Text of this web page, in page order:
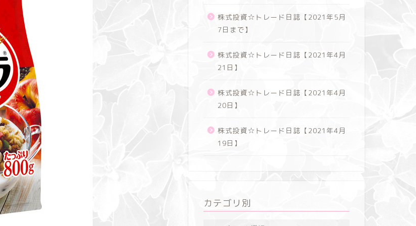
株式投資☆トレード日誌【2021年5月
7日まで】
株式投資☆トレード日誌【2021年4月
21日】
株式投資☆トレード日誌【2021年4月
20日】
株式投資☆トレード日誌【2021年4月
19日】
カテゴリ別